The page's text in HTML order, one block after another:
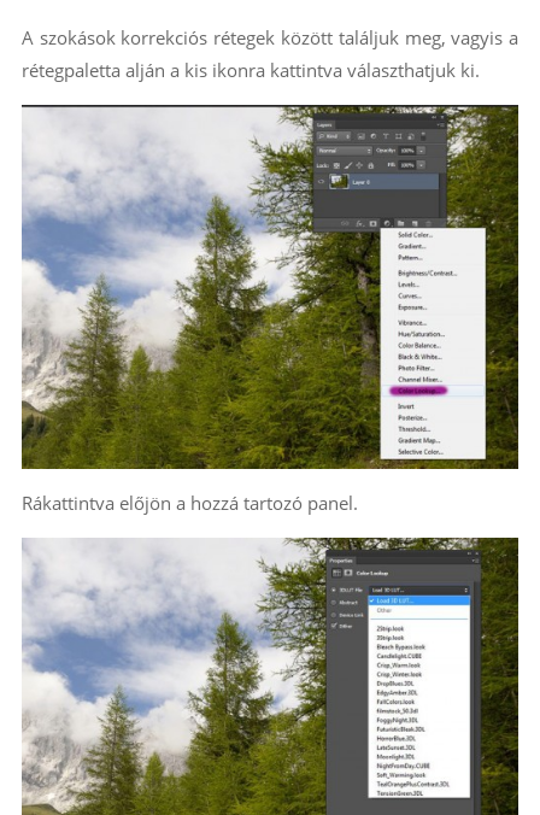
A szokások korrekciós rétegek között találjuk meg, vagyis a
rétegpaletta alján a kis ikonra kattintva választhatjuk ki.
Rákattintva előjön a hozzá tartozó panel.